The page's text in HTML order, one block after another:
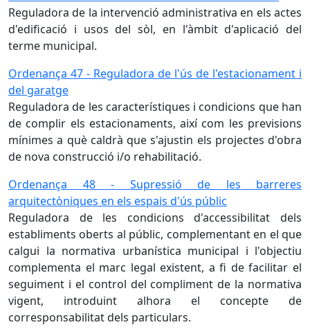
Reguladora de la intervenció administrativa en els actes
d'edificació i usos del sòl, en l'àmbit d'aplicació del
terme municipal.
Ordenança 47 - Reguladora de l'ús de l'estacionament i
del garatge
Reguladora de les característiques i condicions que han
de complir els estacionaments, així com les previsions
mínimes a què caldrà que s'ajustin els projectes d'obra
de nova construcció i/o rehabilitació.
Ordenança 48 - Supressió de les barreres
arquitectòniques en els espais d'ús públic
Reguladora de les condicions d'accessibilitat dels
establiments oberts al públic, complementant en el que
calgui la normativa urbanística municipal i l'objectiu
complementa el marc legal existent, a fi de facilitar el
seguiment i el control del compliment de la normativa
vigent, introduint alhora el concepte de
corresponsabilitat dels particulars.